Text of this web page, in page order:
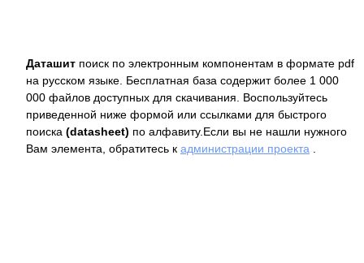
Даташит поиск по электронным компонентам в формате pdf
на русском языке. Бесплатная база содержит более 1 000
000 файлов доступных для скачивания. Воспользуйтесь
приведенной ниже формой или ссылками для быстрого
поиска (datasheet) по алфавиту.Если вы не нашли нужного
Вам элемента, обратитесь к администрации проекта